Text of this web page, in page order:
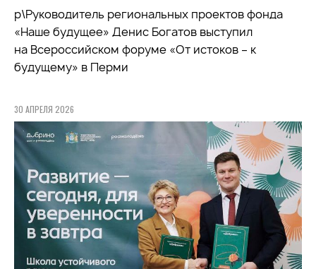
р\Руководитель региональных проектов фонда
«Наше будущее» Денис Богатов выступил
на Всероссийском форуме «От истоков – к
будущему» в Перми
30 АПРЕЛЯ 2026